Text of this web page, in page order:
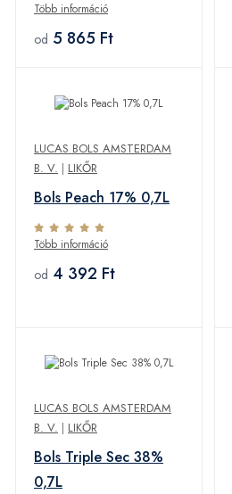
Több információ
od 5 865 Ft
LUCAS BOLS AMSTERDAM
B. V. | LIKŐR
Bols Peach 17% 0,7L
Több információ
od 4 392 Ft
LUCAS BOLS AMSTERDAM
B. V. | LIKŐR
Bols Triple Sec 38%
0,7L